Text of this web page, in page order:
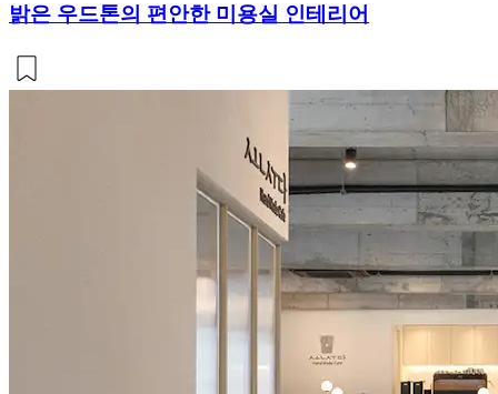
밝은 우드톤의 편안한 미용실 인테리어